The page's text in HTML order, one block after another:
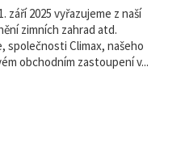
září 2025 vyřazujeme z naší
zimních zahrad atd.
společnosti Climax, našeho
obchodním zastoupení v...